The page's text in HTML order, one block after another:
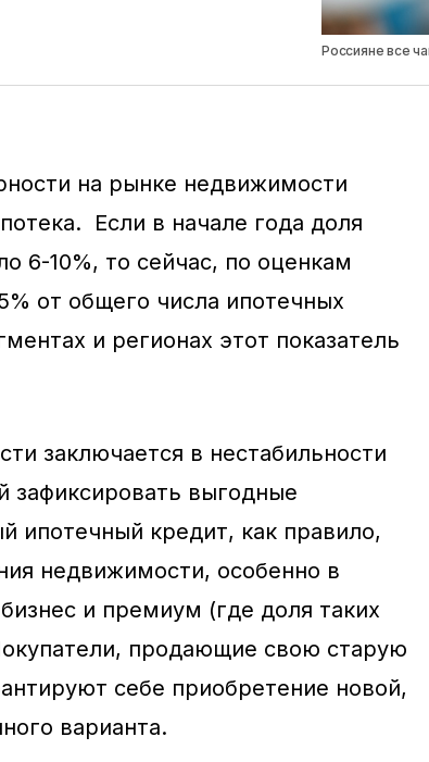
Россияне все
на рынке недвижимости
Если в начале года доля
6-10%, то сейчас, по оценкам
от общего числа ипотечных
и регионах этот показатель
заключается в нестабильности
зафиксировать выгодные
ипотечный кредит, как правило,
недвижимости, особенно в
и премиум (где доля таких
продающие свою старую
себе приобретение новой,
варианта.